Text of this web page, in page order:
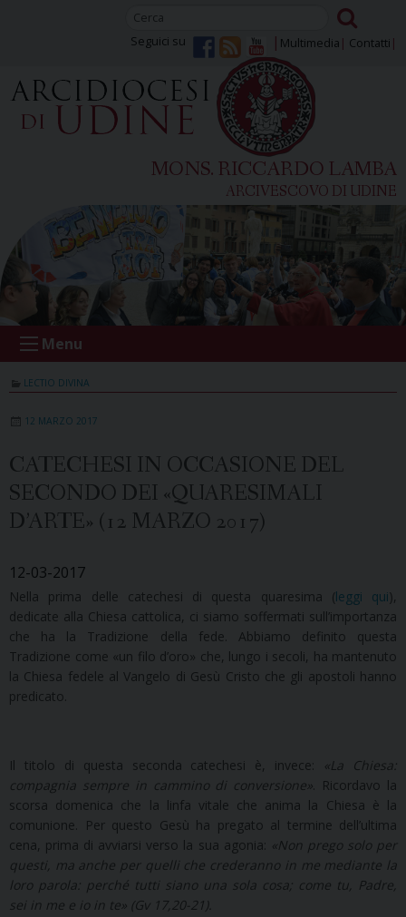
Multimedia Contatti
Seguici su
MONS. RICCARDO LAMBA
ARCIVESCOVO DI UDINE
Menu
LECTIO DIVINA
12 MARZO 2017
CATECHESI IN OCCASIONE DEL
SECONDO DEI «QUARESIMALI
D’ARTE» (12 MARZO 2017)
12-03-2017
Nella prima delle catechesi di questa quaresima (leggi qui),
dedicate alla Chiesa cattolica, ci siamo soffermati sull’importanza
che ha la Tradizione della fede. Abbiamo definito questa
Tradizione come «un filo d’oro» che, lungo i secoli, ha mantenuto
la Chiesa fedele al Vangelo di Gesù Cristo che gli apostoli hanno
predicato.
Il titolo di questa seconda catechesi è, invece: «La Chiesa:
compagnia sempre in cammino di conversione» . Ricordavo la
scorsa domenica che la linfa vitale che anima la Chiesa è la
comunione. Per questo Gesù ha pregato al termine dell’ultima
cena, prima di avviarsi verso la sua agonia: «Non prego solo per
questi, ma anche per quelli che crederanno in me mediante la
loro parola: perché tutti siano una sola cosa; come tu, Padre,
sei in me e io in te» (Gv 17,20-21).